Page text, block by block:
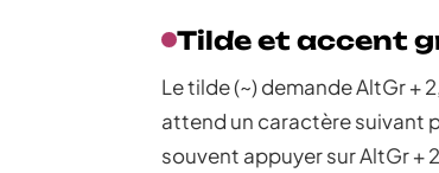
Tilde et accent
Le tilde (~) demande AltGr +
attend un caractère suivant
souvent appuyer sur AltGr +